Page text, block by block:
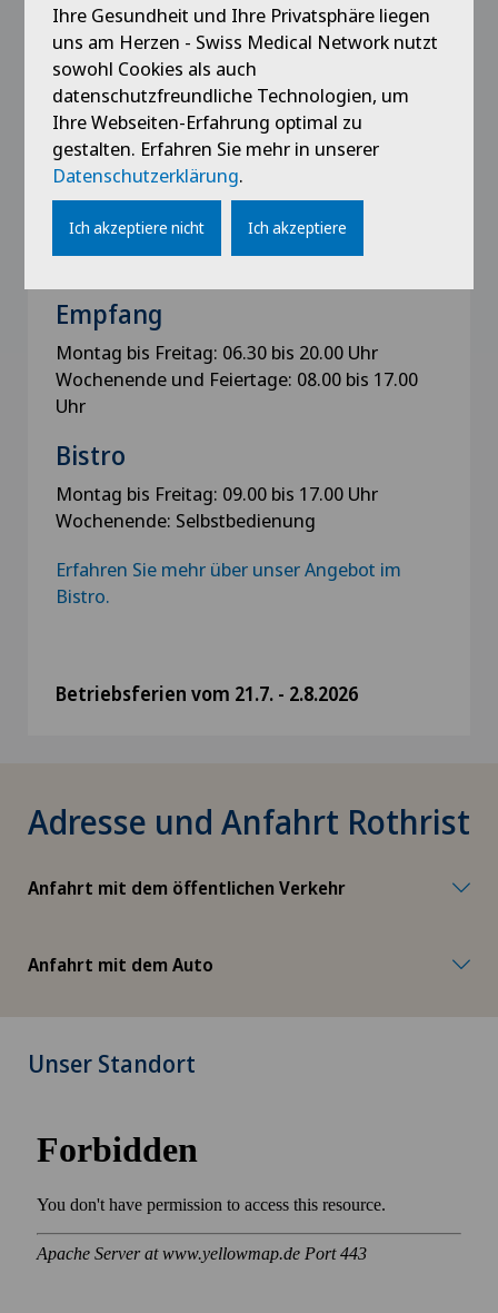
Private Patienten:
Tägliche Besuchszeit von 9.00 bis 22.00 Uhr
Von den oben genannten Besuchszeiten
ausgenommen sind Elternbegleitungen von
Kindern und Jugendlichen bis 18 Jahre (in
Absprache mit dem Pflegepersonal)
Empfang
Montag bis Freitag: 06.30 bis 20.00 Uhr
Wochenende und Feiertage: 08.00 bis 17.00
Uhr
Bistro
Montag bis Freitag: 09.00 bis 17.00 Uhr
Wochenende: Selbstbedienung
Erfahren Sie mehr über unser Angebot im
Bistro.
Betriebsferien vom 21.7. - 2.8.2026
Adresse und Anfahrt Rothrist
Anfahrt mit dem öffentlichen Verkehr
Anfahrt mit dem Auto
Unser Standort
Ihre Gesundheit und Ihre Privatsphäre liegen
uns am Herzen - Swiss Medical Network nutzt
sowohl Cookies als auch
datenschutzfreundliche Technologien, um
Ihre Webseiten-Erfahrung optimal zu
gestalten. Erfahren Sie mehr in unserer
Datenschutzerklärung.
Ich akzeptiere nicht Ich akzeptiere